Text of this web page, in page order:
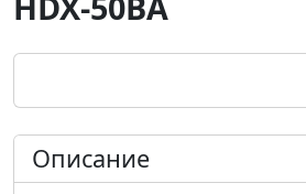
Описание